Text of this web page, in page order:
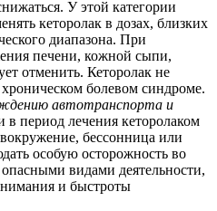
У этой категории
кеторолак в дозах, близких
диапазона. При
печени, кожной сыпи,
отменить. Кеторолак не
болевом синдроме.
автотранспорта и
в период лечения кеторолаком
бессонница или
особую осторожность во
видами деятельности,
и быстроты